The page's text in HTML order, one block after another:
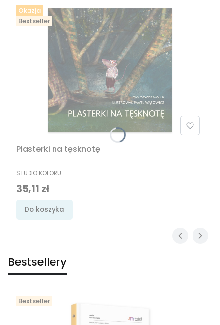
Okazja
Bestseller
Plasterki na tęsknotę
PRODUCENT
STUDIO KOLORU
Cena promocyjna
35,11 zł
Do koszyka
Bestsellery
Bestseller